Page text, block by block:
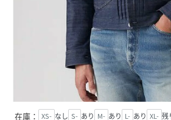
在庫： XS- なし S- あり M- あり L- あり XL- 残